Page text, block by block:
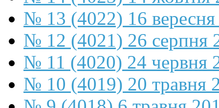
№ 13 (4022) 16
№ 12 (4021) 26 серпня
№ 11 (4020) 24 червня
№ 10 (4019) 20 травня